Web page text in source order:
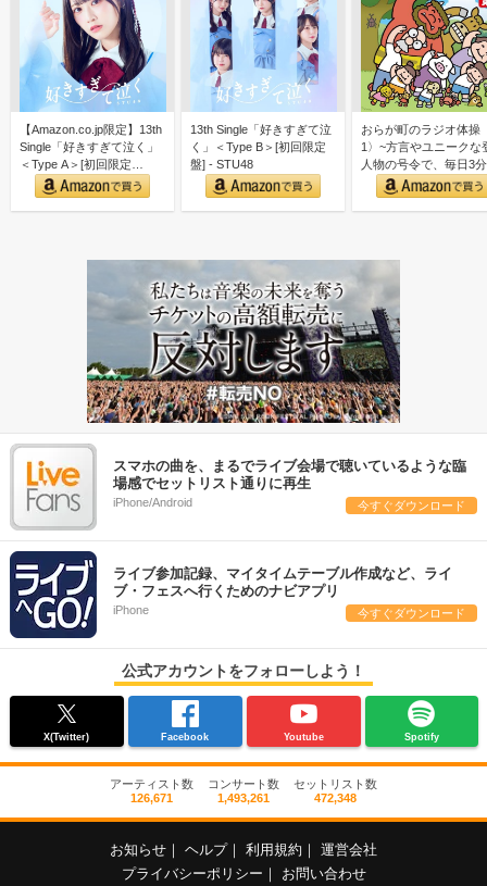
【Amazon.co.jp限定】13th
Single「好きすぎて泣く」
＜Type A＞[初回限定…
13th Single「好きすぎて泣
く」＜Type B＞[初回限定
盤] - STU48
おらが町のラジオ体操
1〉~方言やユニークな
人物の号令で、毎日3
しく全身運動
スマホの曲を、まるでライブ会場で聴いているような臨
場感でセットリスト通りに再生
iPhone/Android 今すぐダウンロード
ライブ参加記録、マイタイムテーブル作成など、ライ
ブ・フェスへ行くためのナビアプリ
iPhone 今すぐダウンロード
公式アカウントをフォローしよう！
X(Twitter) Facebook Youtube Spotify
アーティスト数
126,671
コンサート数
1,493,261
セットリスト数
472,348
お知らせ ヘルプ 利用規約
運営会社
プライバシーポリシー
お問い合わせ